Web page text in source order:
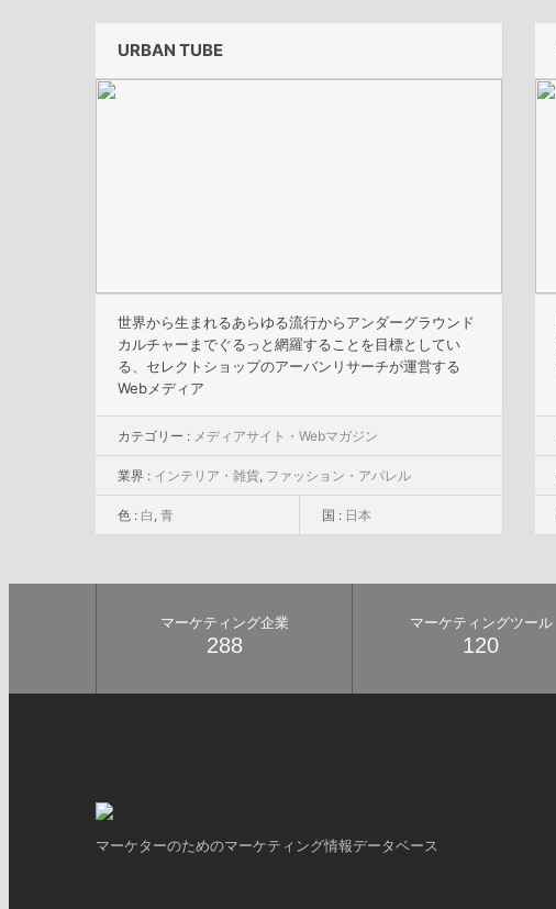
URBAN TUBE
世界から生まれるあらゆる流行からアンダーグラウンド
カルチャーまでぐるっと網羅することを目標としてい
る、セレクトショップのアーバンリサーチが運営する
Webメディア
カテゴリー : メディアサイト・Webマガジン
業界 : インテリア・雑貨, ファッション・アパレル
色 : 白 , 青 国 : 日本
マーケティング企業
288
マーケティングツール
120
マーケターのためのマーケティング情報データベース